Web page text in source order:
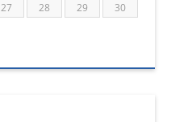
27 28 29
30